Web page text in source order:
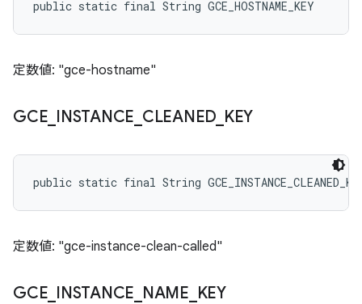
public static final String GCE_HOSTNAME_KEY
定数値: "gce-hostname"
GCE INSTANCE CLEANED KEY
public static final String
定数値: "gce-instance-clean-called"
GCE INSTANCE NAME KEY